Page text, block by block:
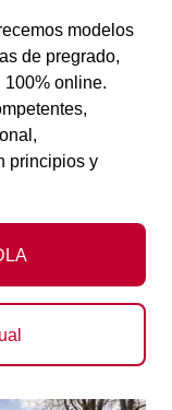
modelos
de pregrado,
100% online.
principios y